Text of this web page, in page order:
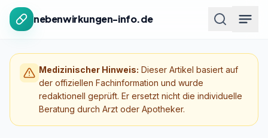
Zum Inhalt springen
nebenwirkungen-info.de
Medizinischer Hinweis: Dieser Artikel basiert auf
der offiziellen Fachinformation und wurde
redaktionell geprüft. Er ersetzt nicht die individuelle
Beratung durch Arzt oder Apotheker.